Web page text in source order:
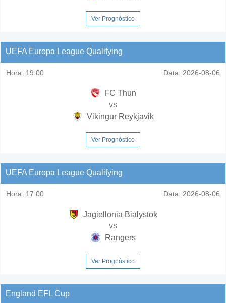
Ver Prognóstico
UEFA Europa League Qualifying
Hora: 19:00 Data: 2026-08-06
FC Thun
vs
Vikingur Reykjavik
Ver Prognóstico
UEFA Europa League Qualifying
Hora: 17:00 Data: 2026-08-06
Jagiellonia Bialystok
vs
Rangers
Ver Prognóstico
England EFL Cup